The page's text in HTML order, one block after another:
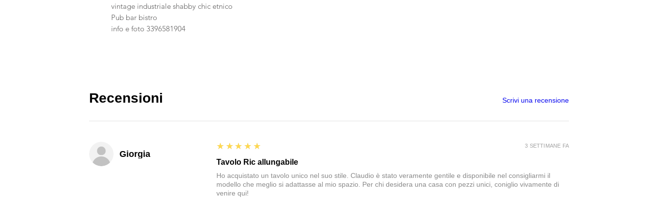
vintage industriale shabby chic etnico
Pub bar bistro
info e foto 3396581904
Recensioni Scrivi una recensione
Giorgia
5
★★★★★
Tavolo Ric allungabile
Ho acquistato un tavolo unico nel suo stile. Claudio è stato veramente gentile e disponibile nel consigliarmi il
modello che meglio si adattasse al mio spazio. Per chi desidera una casa con pezzi unici, coniglio vivamente di
venire qui!
3 SETTIMANE FA